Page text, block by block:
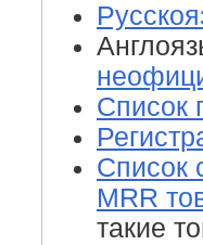
Список
Список
MRR
такие